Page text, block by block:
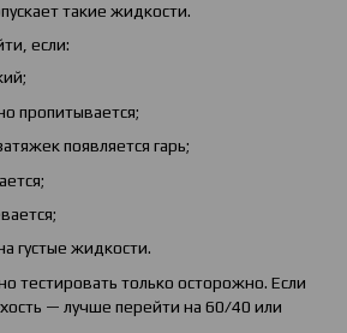
такие жидкости.
если:
пропитывается;
появляется гарь;
густые жидкости.
тестировать только осторожно. Если
— лучше перейти на 60/40 или